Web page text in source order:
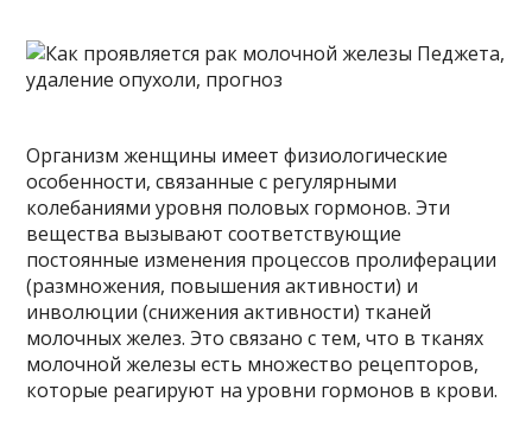
Организм женщины имеет физиологические
особенности, связанные с регулярными
колебаниями уровня половых гормонов. Эти
вещества вызывают соответствующие
постоянные изменения процессов пролиферации
(размножения, повышения активности) и
инволюции (снижения активности) тканей
молочных желез. Это связано с тем, что в тканях
молочной железы есть множество рецепторов,
которые реагируют на уровни гормонов в крови.